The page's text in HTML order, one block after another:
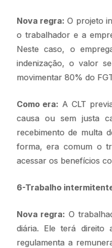
Nova regra: O projeto
o trabalhador e a
Neste caso, o
indenização, o valor
movimentar 80% do
Como era: A CLT
causa ou sem justa
recebimento de multa
forma, era comum o
acessar os benefícios
6-Trabalho
Nova regra: O
diária. Ele terá direito
regulamenta a